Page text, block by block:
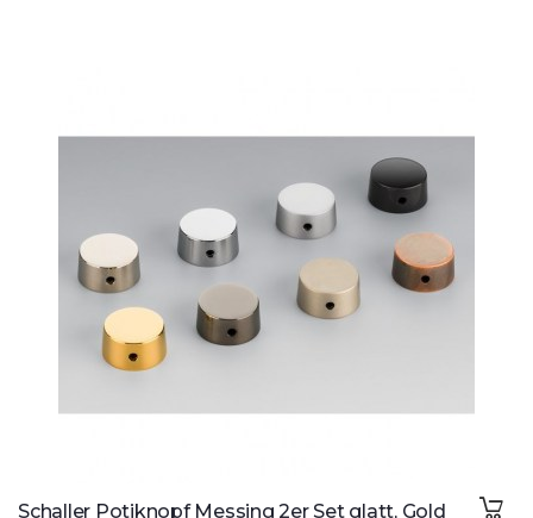
Schaller Potiknopf Messing 2er Set glatt, Gold